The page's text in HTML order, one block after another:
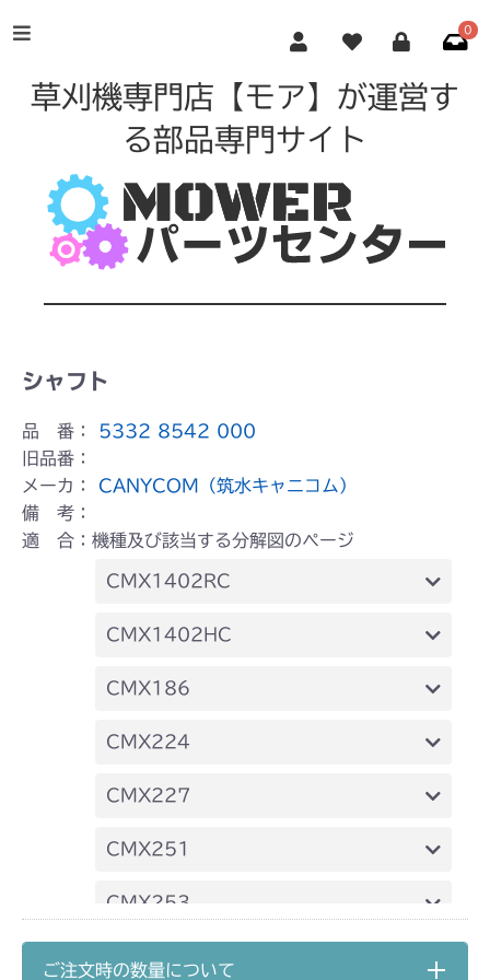
0
草刈機専門店【モア】が運営す
る部品専門サイト
シャフト
品 番：
5332 8542 000
旧品番：
メーカ： CANYCOM（筑水キャニコム）
備 考：
適 合：機種及び該当する分解図のページ
CMX1402RC
フロントデフ FIG4 ナックル
CMX1402HC
フロントデフ FIG4 ナックル
CMX186
フロントデフ FIG4 ナックル
CMX224
フロントデフ FIG4 ナックル
CMX227
フロントデフ FIG4 ナックル
CMX251
フロントデフ FIG4 ナックル
CMX253
ご注文時の数量について